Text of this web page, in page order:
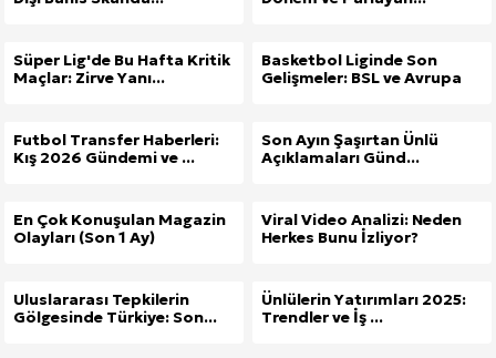
Süper Lig'de Bu Hafta Kritik
Maçlar: Zirve Yanı...
Basketbol Liginde Son
Gelişmeler: BSL ve Avrupa
Futbol Transfer Haberleri:
Kış 2026 Gündemi ve ...
Son Ayın Şaşırtan Ünlü
Açıklamaları Günd...
En Çok Konuşulan Magazin
Olayları (Son 1 Ay)
Viral Video Analizi: Neden
Herkes Bunu İzliyor?
Uluslararası Tepkilerin
Gölgesinde Türkiye: Son...
Ünlülerin Yatırımları 2025:
Trendler ve İş ...